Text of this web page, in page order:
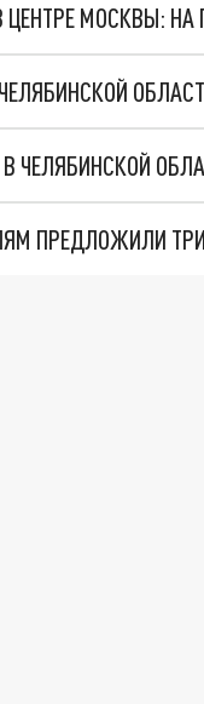
МОСКВЫ:
ЧЕЛЯБИНСКОЙ